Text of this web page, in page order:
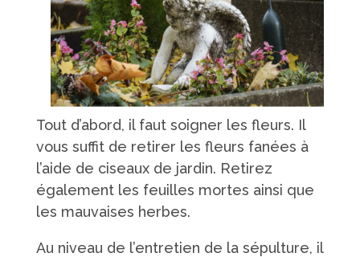
Tout d’abord, il faut soigner les fleurs. Il
vous suffit de retirer les fleurs fanées à
l’aide de ciseaux de jardin. Retirez
également les feuilles mortes ainsi que
les mauvaises herbes.
Au niveau de l’entretien de la sépulture, il